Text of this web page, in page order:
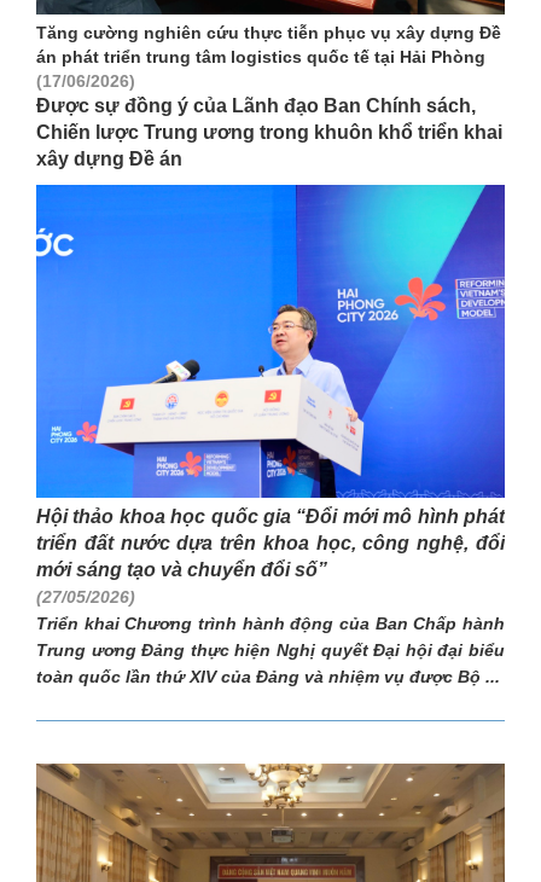
Tăng cường nghiên cứu thực tiễn phục vụ xây dựng Đề
án phát triển trung tâm logistics quốc tế tại Hải Phòng
(17/06/2026)
Được sự đồng ý của Lãnh đạo Ban Chính sách,
Chiến lược Trung ương trong khuôn khổ triển khai
xây dựng Đề án
Hội thảo khoa học quốc gia “Đổi mới mô hình phát
triển đất nước dựa trên khoa học, công nghệ, đổi
mới sáng tạo và chuyển đổi số”
(27/05/2026)
Triển khai Chương trình hành động của Ban Chấp hành
Trung ương Đảng thực hiện Nghị quyết Đại hội đại biểu
toàn quốc lần thứ XIV của Đảng và nhiệm vụ được Bộ ...